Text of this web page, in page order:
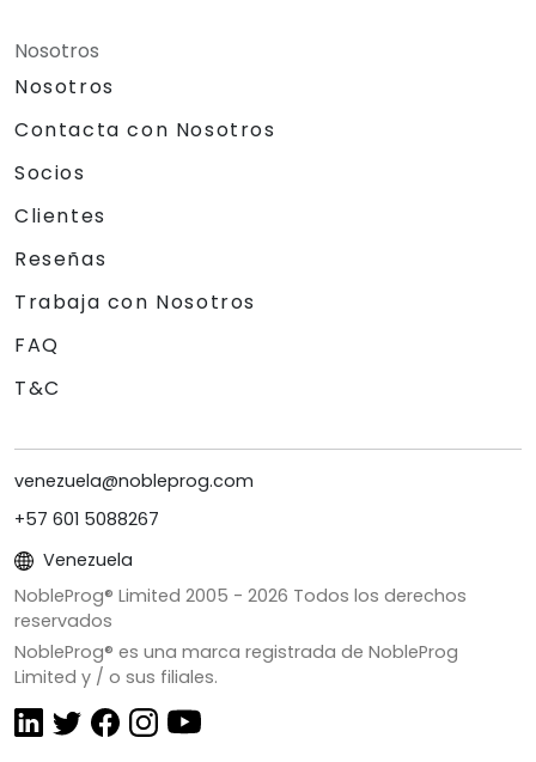
Nosotros
Nosotros
Contacta con Nosotros
Socios
Clientes
Reseñas
Trabaja con Nosotros
FAQ
T&C
venezuela@nobleprog.com
+57 601 5088267
Venezuela
NobleProg® Limited 2005 - 2026 Todos los derechos
reservados
NobleProg® es una marca registrada de NobleProg
Limited y / o sus filiales.